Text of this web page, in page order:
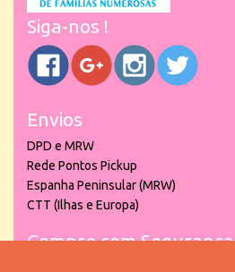
Siga-nos !
Envios
DPD e MRW
Rede Pontos Pickup
Espanha Peninsular (MRW)
CTT (Ilhas e Europa)
Compre com Segurança